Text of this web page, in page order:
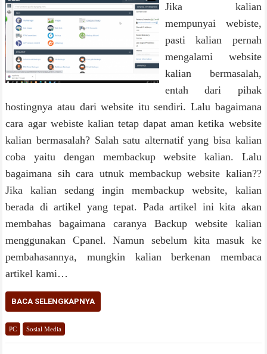
Jika kalian
mempunyai webiste,
pasti kalian pernah
mengalami website
kalian bermasalah,
entah dari pihak
hostingnya atau dari website itu sendiri. Lalu bagaimana
cara agar webiste kalian tetap dapat aman ketika website
kalian bermasalah? Salah satu alternatif yang bisa kalian
coba yaitu dengan membackup website kalian. Lalu
bagaimana sih cara utnuk membackup website kalian??
Jika kalian sedang ingin membackup website, kalian
berada di artikel yang tepat. Pada artikel ini kita akan
membahas bagaimana caranya Backup website kalian
menggunakan Cpanel. Namun sebelum kita masuk ke
pembahasannya, mungkin kalian berkenan membaca
artikel kami…
BACA SELENGKAPNYA
PC Sosial Media